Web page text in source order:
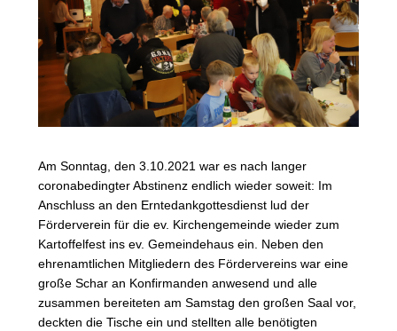
Am Sonntag, den 3.10.2021 war es nach langer
coronabedingter Abstinenz endlich wieder soweit: Im
Anschluss an den Erntedankgottesdienst lud der
Förderverein für die ev. Kirchengemeinde wieder zum
Kartoffelfest ins ev. Gemeindehaus ein. Neben den
ehrenamtlichen Mitgliedern des Fördervereins war eine
große Schar an Konfirmanden anwesend und alle
zusammen bereiteten am Samstag den großen Saal vor,
deckten die Tische ein und stellten alle benötigten